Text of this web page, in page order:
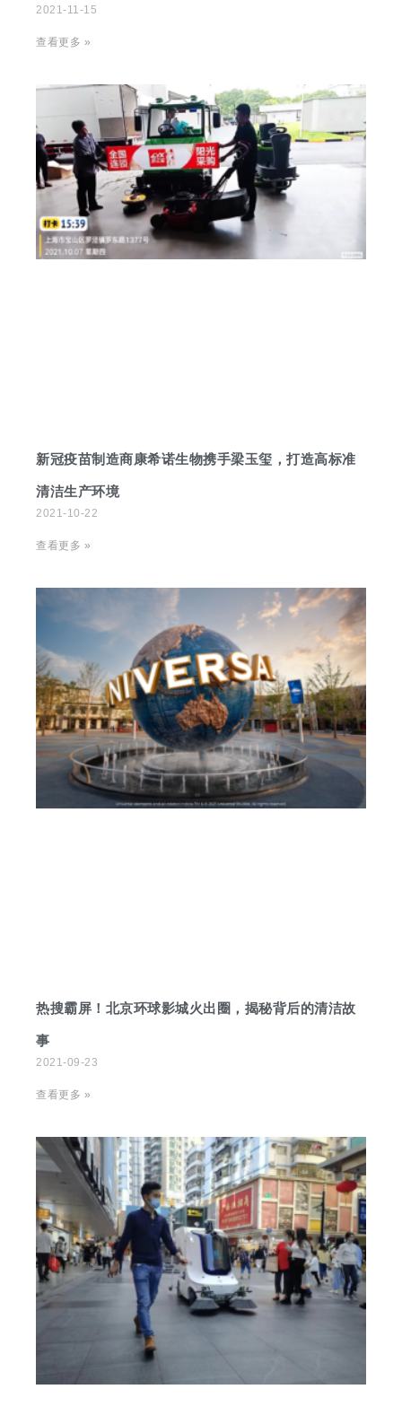
2021-11-15
查看更多 »
新冠疫苗制造商康希诺生物携手梁玉玺，打造高标准
清洁生产环境
2021-10-22
查看更多 »
热搜霸屏！北京环球影城火出圈，揭秘背后的清洁故
事
2021-09-23
查看更多 »